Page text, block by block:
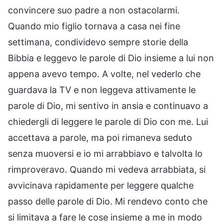
convincere suo padre a non ostacolarmi.
Quando mio figlio tornava a casa nei fine
settimana, condividevo sempre storie della
Bibbia e leggevo le parole di Dio insieme a lui non
appena avevo tempo. A volte, nel vederlo che
guardava la TV e non leggeva attivamente le
parole di Dio, mi sentivo in ansia e continuavo a
chiedergli di leggere le parole di Dio con me. Lui
accettava a parole, ma poi rimaneva seduto
senza muoversi e io mi arrabbiavo e talvolta lo
rimproveravo. Quando mi vedeva arrabbiata, si
avvicinava rapidamente per leggere qualche
passo delle parole di Dio. Mi rendevo conto che
si limitava a fare le cose insieme a me in modo